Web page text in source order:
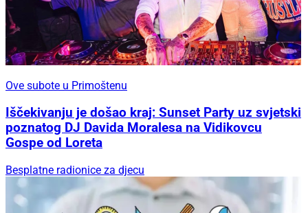
Ove subote u Primoštenu
Iščekivanju je došao kraj: Sunset Party uz svjetski
poznatog DJ Davida Moralesa na Vidikovcu
Gospe od Loreta
Besplatne radionice za djecu